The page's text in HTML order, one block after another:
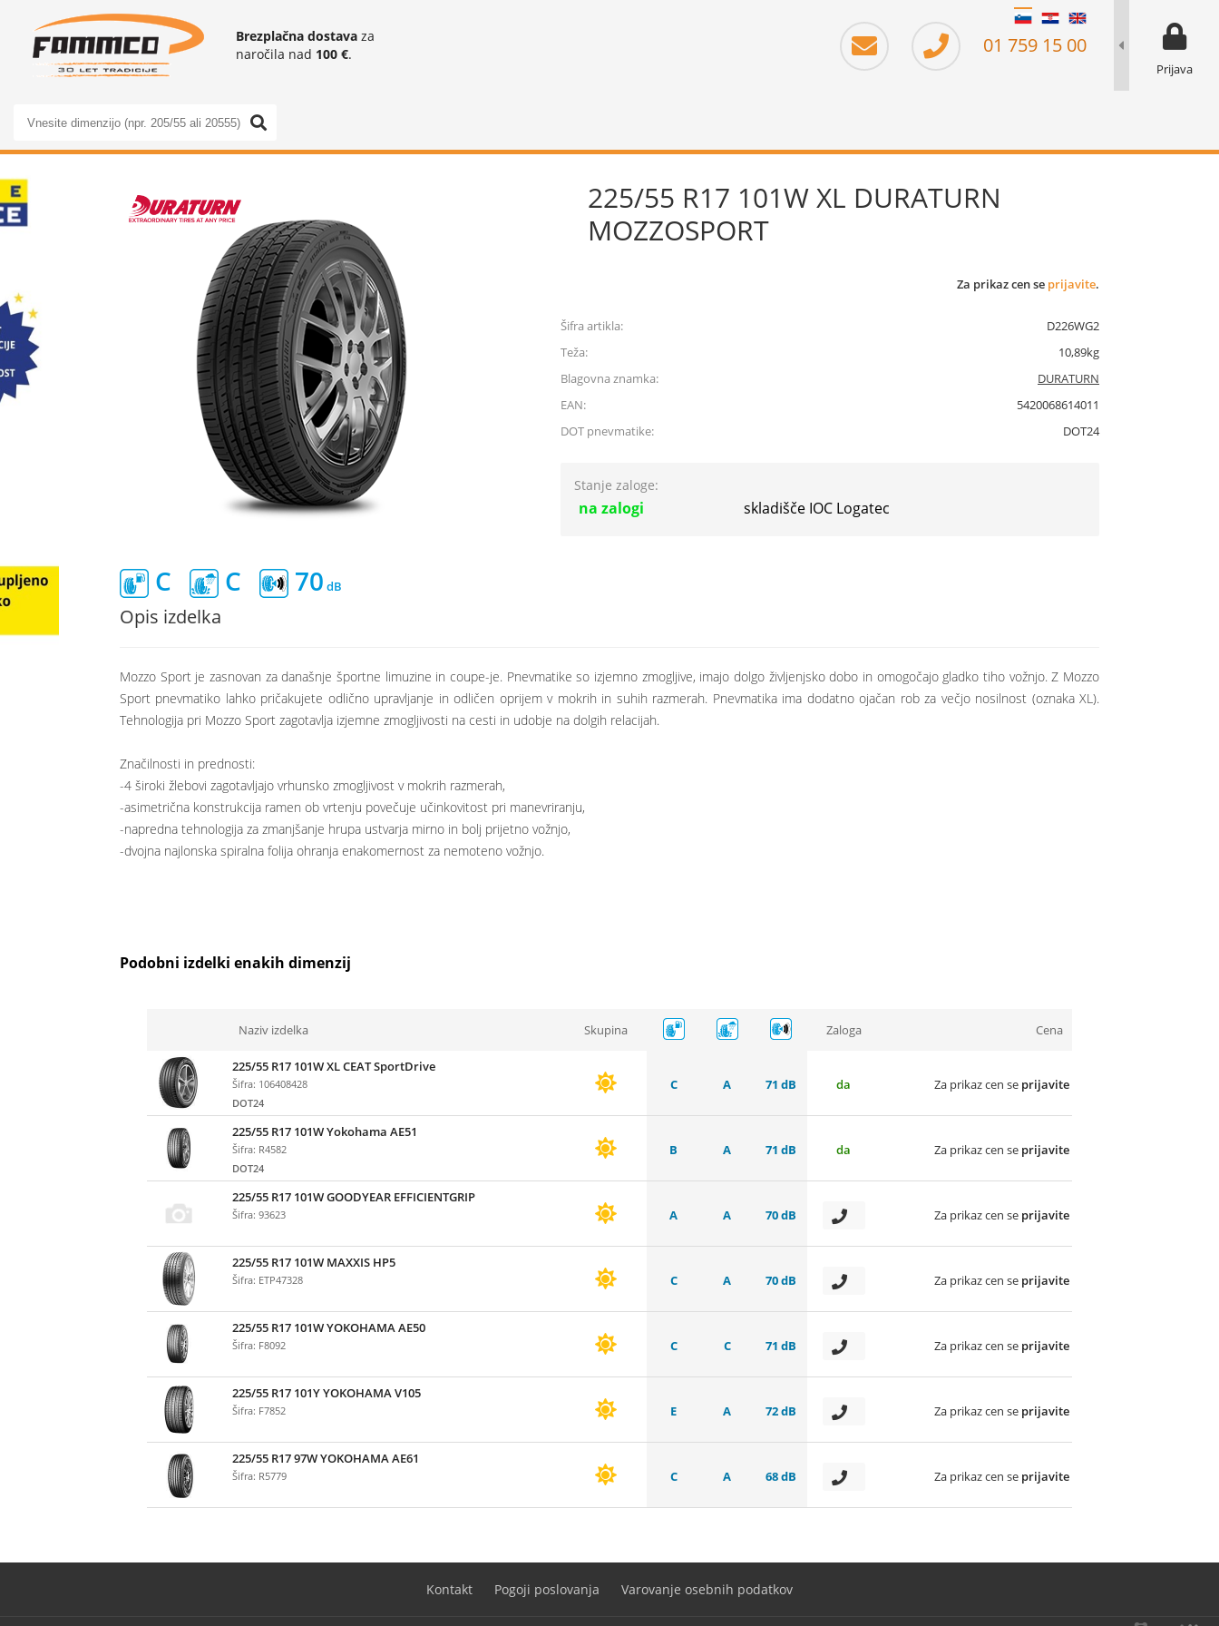
01 759 15 00
prikaz za
Prijava
Brezplačna dostava za
naročila nad 100 €.
225/55 R17 101W XL DURATURN
MOZZOSPORT
Za prikaz cen se prijavite.
Šifra artikla:
D226WG2
Teža:
10,89kg
Blagovna znamka:
DURATURN
EAN:
5420068614011
DOT pnevmatike:
DOT24
Stanje zaloge:
na zalogi skladišče IOC Logatec
C C 70
Opis izdelka
Mozzo Sport je zasnovan za današnje športne limuzine in coupe-je. Pnevmatike so izjemno zmogljive, imajo dolgo življenjsko dobo in omogočajo gladko tiho vožnjo. Z Mozzo
Sport pnevmatiko lahko pričakujete odlično upravljanje in odličen oprijem v mokrih in suhih razmerah. Pnevmatika ima dodatno ojačan rob za večjo nosilnost (oznaka XL).
Tehnologija pri Mozzo Sport zagotavlja izjemne zmogljivosti na cesti in udobje na dolgih relacijah.
Značilnosti in prednosti:
-4 široki žlebovi zagotavljajo vrhunsko zmogljivost v mokrih razmerah,
-asimetrična konstrukcija ramen ob vrtenju povečuje učinkovitost pri manevriranju,
-napredna tehnologija za zmanjšanje hrupa ustvarja mirno in bolj prijetno vožnjo,
-dvojna najlonska spiralna folija ohranja enakomernost za nemoteno vožnjo.
Podobni izdelki enakih dimenzij
Naziv izdelka Skupina Zaloga Cena
225/55 R17 101W XL CEAT SportDrive
Šifra: 106408428
DOT24
C A 71 dB da Za prikaz cen se prijavite
225/55 R17 101W Yokohama AE51
Šifra: R4582
DOT24
B A 71 dB da Za prikaz cen se prijavite
225/55 R17 101W GOODYEAR EFFICIENTGRIP
Šifra: 93623 A A 70 dB Za prikaz cen se prijavite
225/55 R17 101W MAXXIS HP5
Šifra: ETP47328 C A 70 dB Za prikaz cen se prijavite
225/55 R17 101W YOKOHAMA AE50
Šifra: F8092 C C 71 dB Za prikaz cen se prijavite
225/55 R17 101Y YOKOHAMA V105
Šifra: F7852 E A 72 dB Za prikaz cen se prijavite
225/55 R17 97W YOKOHAMA AE61
Šifra: R5779 C A 68 dB Za prikaz cen se prijavite
Kontakt Pogoji poslovanja Varovanje osebnih podatkov